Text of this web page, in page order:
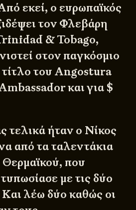
εκεί, ο ευρωπαϊκός
τον Φλεβάρη
& Tobago,
στον παγκόσμιο
τίτλο του Angostura
και για $
τελικά ήταν ο Νίκος
από τα ταλεντάκια
που
με τις δύο
λέω δύο καθώς οι